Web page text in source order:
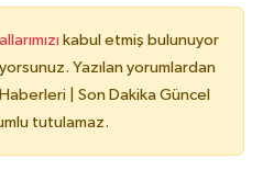
kabul etmiş bulunuyor
Yazılan yorumlardan
| Son Dakika Güncel
tutulamaz.